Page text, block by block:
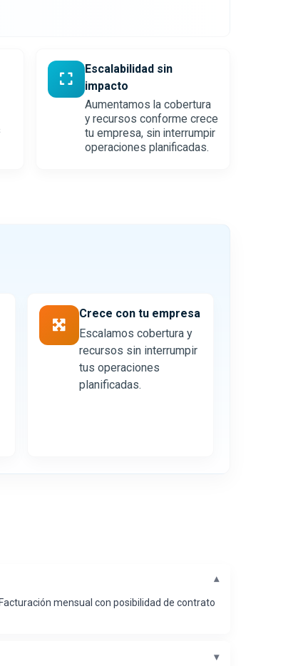
Escalabilidad sin
impacto
Aumentamos la cobertura
y recursos conforme crece
tu empresa, sin interrumpir
operaciones planificadas.
Crece con tu empresa
Escalamos cobertura y
recursos sin interrumpir
tus operaciones
planificadas.
mensual con posibilidad de contrato